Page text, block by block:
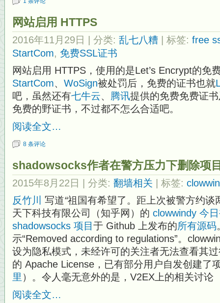
网站启用 HTTPS
2016年11月29日 | 分类: 乱七八糟 | 标签: free
StartCom, 免费SSL证书
网站启用 HTTPS，使用的是Let’s Encrypt的免
StartCom、 WoSign被处罚后，免费的证书也就
吧，虽然还有七牛云、 腾讯提供的免费免费证
免费的野证书，不过都不怎么合适吧。
阅读全文…
8 条评论
shadowsocks作者在警方压力下删除项
2015年8月22日 | 分类: 翻墙相关 | 标签:
反竹川
写道“祖国有希望了。距上次被警方约谈
天下科技有限公司（知乎网）的 clowwindy 今
shadowsocks 项目 于 Github 上发布的所有源码
示“Removed according to regulations”。
设为隐私模式，未经许可的关注者无法查看其
的 Apache License，已有部分用户自发创建了
里 ）。令人毫无意外的是，V2EX上的相关讨论
阅读全文…